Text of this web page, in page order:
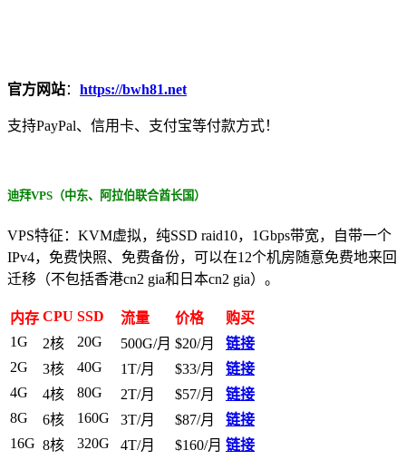
官方网站： https://bwh81.net
支持PayPal、信用卡、支付宝等付款方式！
迪拜VPS（中东、阿拉伯联合酋长国）
VPS特征：KVM虚拟，纯SSD raid10，1Gbps带宽，自带一个
IPv4，免费快照、免费备份，可以在12个机房随意免费地来回
迁移（不包括香港cn2 gia和日本cn2 gia）。
内存 CPU SSD 流量 价格
购买
1G
2核 20G 500G/月 $20/月
链接
2G
3核 40G 1T/月 $33/月
链接
4G
4核 80G 2T/月 $57/月
链接
8G
6核 160G 3T/月 $87/月
链接
16G 8核 320G 4T/月 $160/月 链接